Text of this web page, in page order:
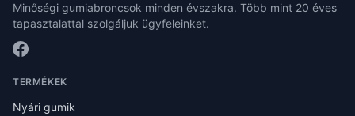
Minőségi gumiabroncsok minden évszakra. Több mint 20 éves
tapasztalattal szolgáljuk ügyfeleinket.
TERMÉKEK
Nyári gumik